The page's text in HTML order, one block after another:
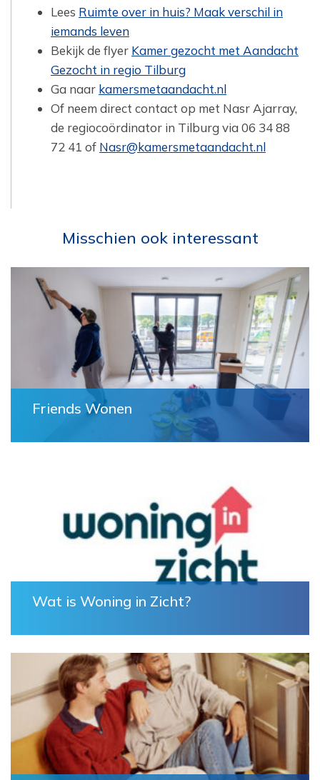
Lees Ruimte over in huis? Maak verschil in
iemands leven
Bekijk de flyer Kamer gezocht met Aandacht
Gezocht in regio Tilburg
Ga naar kamersmetaandacht.nl
Of neem direct contact op met Nasr Ajarray,
de regiocoördinator in Tilburg via 06 34 88
72 41 of Nasr@kamersmetaandacht.nl
Misschien ook interessant
Friends Wonen
Wat is Woning in Zicht?